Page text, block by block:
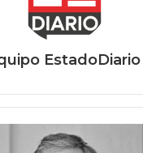
EstadoDiario